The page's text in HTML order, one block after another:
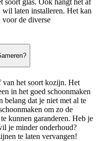
laten installeren. Het kan
voor de diverse
van het soort kozijn. Het
in het goed schoonmaken
belang dat je niet met al te
om zo de
kunnen garanderen. Heb je
je minder onderhoud?
te laten vervangen!